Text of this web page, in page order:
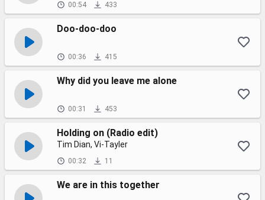
00:54 433
Doo-doo-doo
00:36 415
Why did you leave me alone
00:31 453
Holding on (Radio edit)
Tim Dian, Vi-Tayler
00:32 11
We are in this together